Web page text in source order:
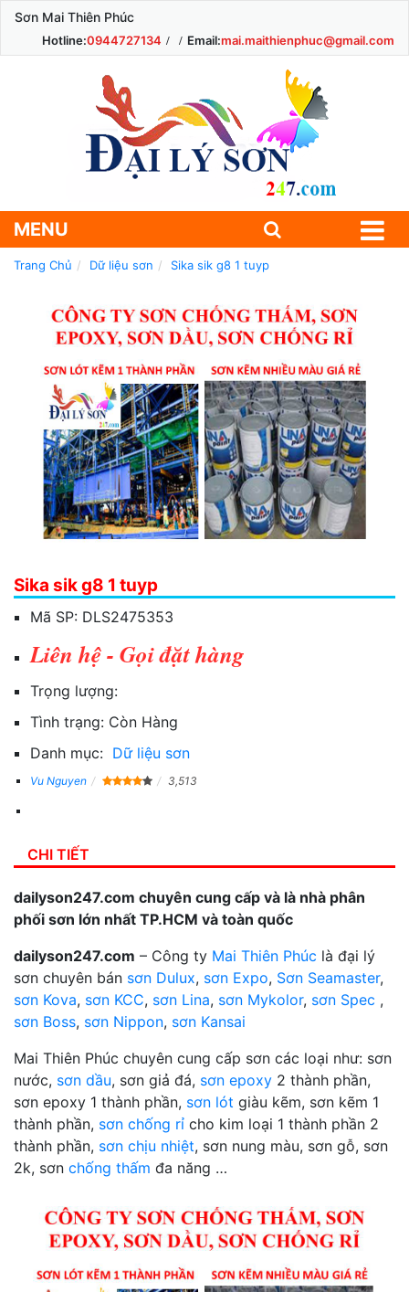
Sơn Mai Thiên Phúc
Hotline:0944727134 Email:mai.maithienphuc@gmail.com
MENU
Trang Chủ Dữ liệu sơn Sika sik g8 1 tuyp
Sika sik g8 1 tuyp
Mã SP: DLS2475353
Liên hệ - Gọi đặt hàng
Trọng lượng:
Tình trạng: Còn Hàng
Danh mục: Dữ liệu sơn
Vu Nguyen 3,513
CHI TIẾT
dailyson247.com chuyên cung cấp và là nhà phân
phối sơn lớn nhất TP.HCM và toàn quốc
dailyson247.com – Công ty Mai Thiên Phúc là đại lý
sơn chuyên bán sơn Dulux, sơn Expo, Sơn Seamaster,
sơn Kova, sơn KCC, sơn Lina, sơn Mykolor, sơn Spec ,
sơn Boss, sơn Nippon, sơn Kansai
Mai Thiên Phúc chuyên cung cấp sơn các loại như: sơn
nước, sơn dầu, sơn giả đá, sơn epoxy 2 thành phần,
sơn epoxy 1 thành phần, sơn lót giàu kẽm, sơn kẽm 1
thành phần, sơn chống rỉ cho kim loại 1 thành phần 2
thành phần, sơn chịu nhiệt, sơn nung màu, sơn gỗ, sơn
2k, sơn chống thấm đa năng …